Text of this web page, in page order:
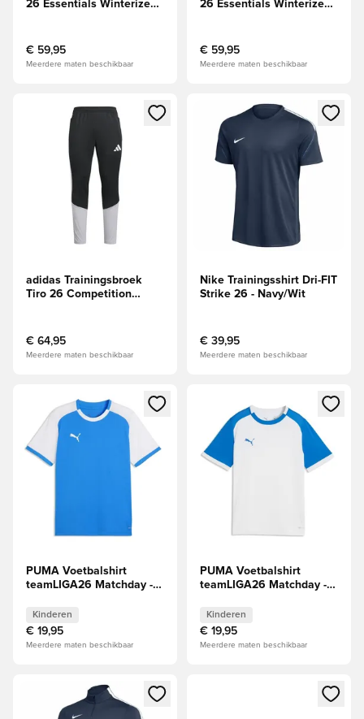
26 Essentials Winterized -
€ 59,95
Meerdere maten beschikbaar
26 Essentials Winterized -
€ 59,95
Meerdere maten beschikbaar
Opent een venster om in te loggen of je aan te melden als
adidas Trainingsbroek
Tiro 26 Competition
€ 64,95
Meerdere maten beschikbaar
Opent een venster om in te
Nike Trainingsshirt Dri-FIT
Strike 26 - Navy/Wit
€ 39,95
Meerdere maten beschikbaar
Opent een venster om in te loggen of je aan te melden als
PUMA Voetbalshirt
teamLIGA26 Matchday -
Kinderen
€ 19,95
Meerdere maten beschikbaar
Opent een venster om in te
PUMA Voetbalshirt
teamLIGA26 Matchday -
Kinderen
€ 19,95
Meerdere maten beschikbaar
Opent een venster om in te loggen of je aan te melden als
Opent een venster om in te